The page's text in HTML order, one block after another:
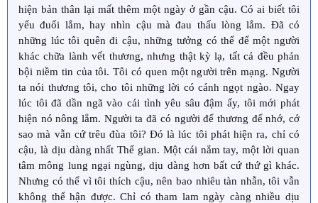
hiện bản thân lại mất thêm một ngày ở gần cậu. Có ai biết tôi
yếu đuối lắm, hay nhìn cậu mà đau thấu lòng lắm. Đã có
những lúc tôi quên đi cậu, những tưởng có thể để một người
khác chữa lành vết thương, nhưng thật kỳ lạ, tất cả đều phản
bội niềm tin của tôi. Tôi có quen một người trên mạng. Người
ta nói thương tôi, cho tôi những lời có cánh ngọt ngào. Ngay
lúc tôi đã dần ngã vào cái tình yêu sâu đậm ấy, tôi mới phát
hiện nó nông lắm. Người ta đã có người để thương để nhớ, cớ
sao mà vẫn cứ trêu đùa tôi? Đó là lúc tôi phát hiện ra, chỉ có
cậu, là dịu dàng nhất Thế gian. Một cái nắm tay, một lời quan
tâm mông lung ngại ngùng, dịu dàng hơn bất cứ thứ gì khác.
Nhưng có thể vì tôi thích cậu, nên bao nhiêu tàn nhẫn, tôi vẫn
không thể hận được. Chỉ có tham lam ngày càng nhiều dịu